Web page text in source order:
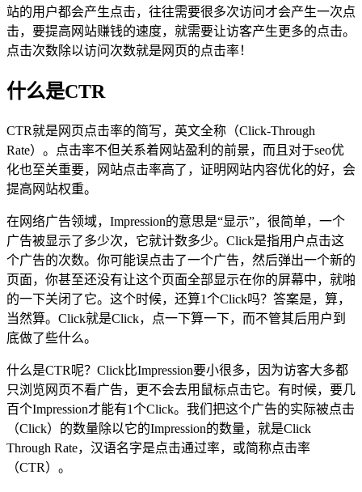
站的用户都会产生点击，往往需要很多次访问才会产生一次点
击，要提高网站赚钱的速度，就需要让访客产生更多的点击。
点击次数除以访问次数就是网页的点击率！
什么是CTR
CTR就是网页点击率的简写，英文全称（Click-Through
Rate）。点击率不但关系着网站盈利的前景，而且对于seo优
化也至关重要，网站点击率高了，证明网站内容优化的好，会
提高网站权重。
在网络广告领域，Impression的意思是“显示”，很简单，一个
广告被显示了多少次，它就计数多少。Click是指用户点击这
个广告的次数。你可能误点击了一个广告，然后弹出一个新的
页面，你甚至还没有让这个页面全部显示在你的屏幕中，就啪
的一下关闭了它。这个时候，还算1个Click吗？答案是，算，
当然算。Click就是Click，点一下算一下，而不管其后用户到
底做了些什么。
什么是CTR呢？Click比Impression要小很多，因为访客大多都
只浏览网页不看广告，更不会去用鼠标点击它。有时候，要几
百个Impression才能有1个Click。我们把这个广告的实际被点击
（Click）的数量除以它的Impression的数量，就是Click
Through Rate，汉语名字是点击通过率，或简称点击率
（CTR）。